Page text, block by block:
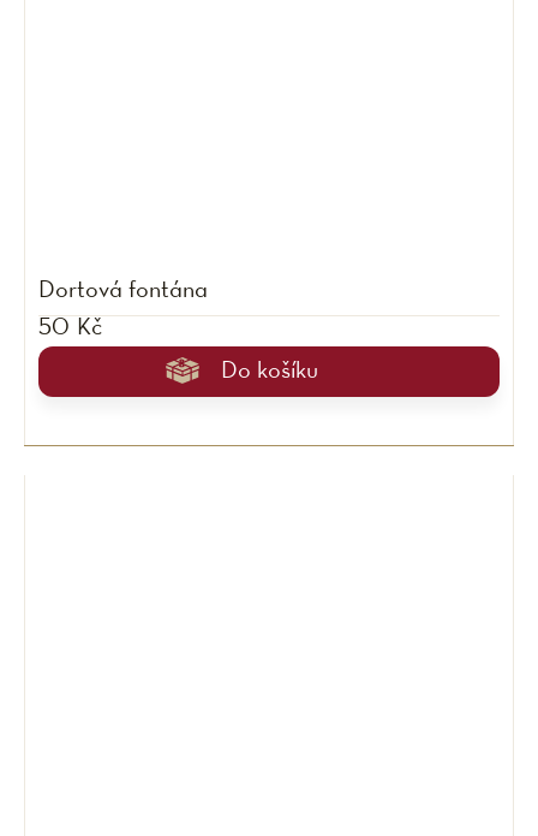
Dortová fontána
50 Kč
Do košíku